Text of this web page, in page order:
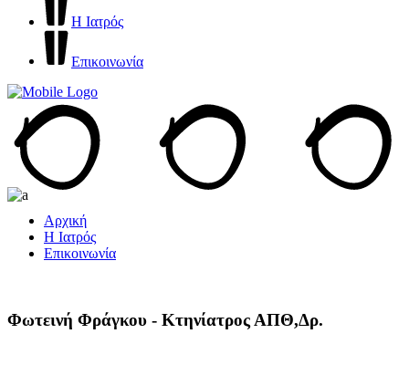
Η Ιατρός
Επικοινωνία
Αρχική
Η Ιατρός
Επικοινωνία
Φωτεινή Φράγκου - Κτηνίατρος ΑΠΘ,Δρ.